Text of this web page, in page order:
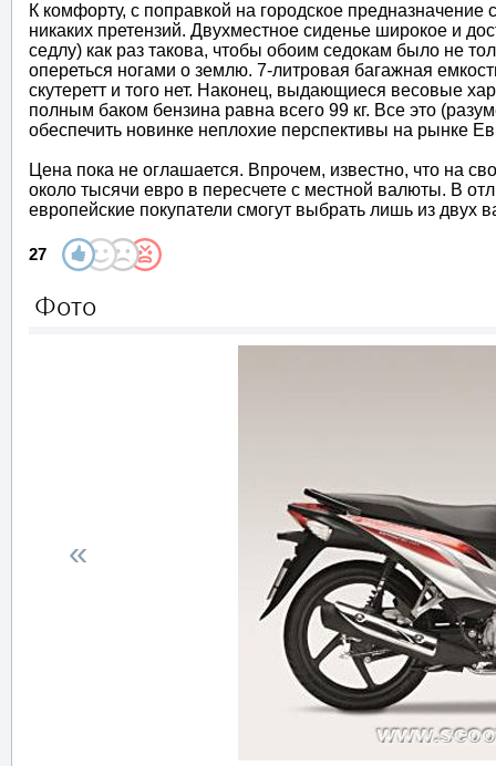
К комфорту, с поправкой на городское
никаких претензий. Двухместное сиденье широкое и
седлу) как раз такова, чтобы обоим седокам было не
опереться ногами о землю. 7-литровая багажная
скутеретт и того нет. Наконец, выдающиеся весовые
полным баком бензина равна всего 99 кг. Все это
обеспечить новинке неплохие перспективы на рынке
Цена пока не оглашается. Впрочем, известно, что на
около тысячи евро в пересчете с местной валюты. В
европейские покупатели смогут выбрать лишь из двух
27
Фото
«